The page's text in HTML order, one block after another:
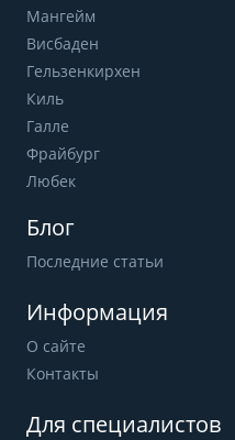
Мангейм
Висбаден
Гельзенкирхен
Киль
Галле
Фрайбург
Любек
Блог
Последние статьи
Информация
О сайте
Контакты
Для специалистов